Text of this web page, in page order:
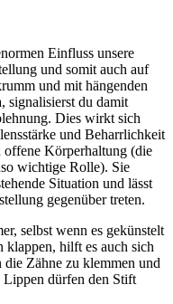
Einfluss unsere
und somit auch auf
und mit hängenden
signalisierst du damit
Dies wirkt sich
und Beharrlichkeit
offene Körperhaltung (die
wichtige Rolle). Sie
Situation und lässt
gegenüber treten.
selbst wenn es gekünstelt
klappen, hilft es auch sich
Zähne zu klemmen und
dürfen den Stift